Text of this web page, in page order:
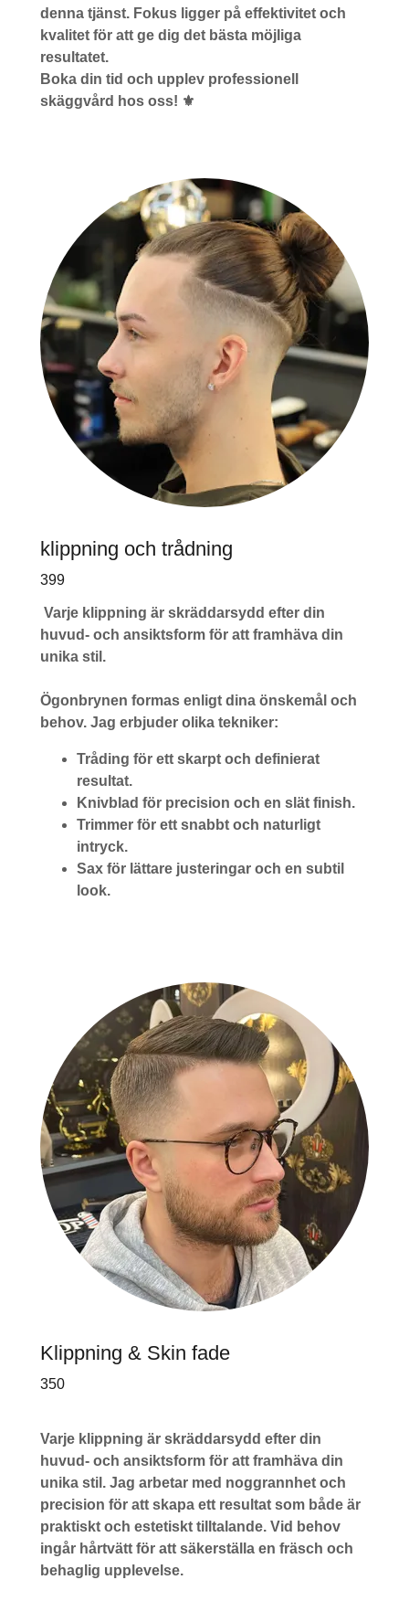
denna tjänst. Fokus ligger på effektivitet och
kvalitet för att ge dig det bästa möjliga
resultatet.
Boka din tid och upplev professionell
skäggvård hos oss! ⚜️
klippning och trådning
399
Varje klippning är skräddarsydd efter din
huvud- och ansiktsform för att framhäva din
unika stil.
Ögonbrynen formas enligt dina önskemål och
behov. Jag erbjuder olika tekniker:
Tråding för ett skarpt och definierat
resultat.
Knivblad för precision och en slät finish.
Trimmer för ett snabbt och naturligt
intryck.
Sax för lättare justeringar och en subtil
look.
Klippning & Skin fade
350
Varje klippning är skräddarsydd efter din
huvud- och ansiktsform för att framhäva din
unika stil. Jag arbetar med noggrannhet och
precision för att skapa ett resultat som både är
praktiskt och estetiskt tilltalande. Vid behov
ingår hårtvätt för att säkerställa en fräsch och
behaglig upplevelse.